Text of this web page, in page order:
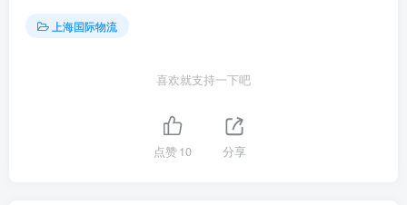
上海国际物流
喜欢就支持一下吧
点赞10 分享